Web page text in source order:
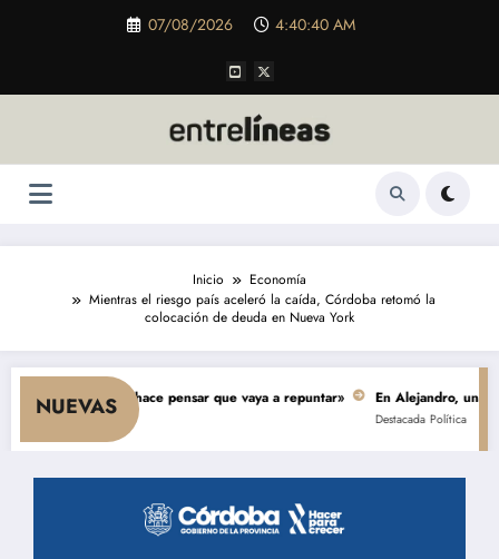
07/08/2026 4:40:41 AM
Inicio
Economía
Mientras el riesgo país aceleró la caída, Córdoba retomó la
colocación de deuda en Nueva York
NUEVAS
y nada hace pensar que vaya a repuntar» En Alejandro, una obra de
Política